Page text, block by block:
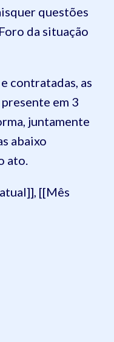
questões
da situação
contratadas, as
em 3
juntamente
abaixo
ato.
[[Mês